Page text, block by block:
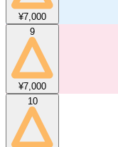
¥7,000
9
¥7,000
10